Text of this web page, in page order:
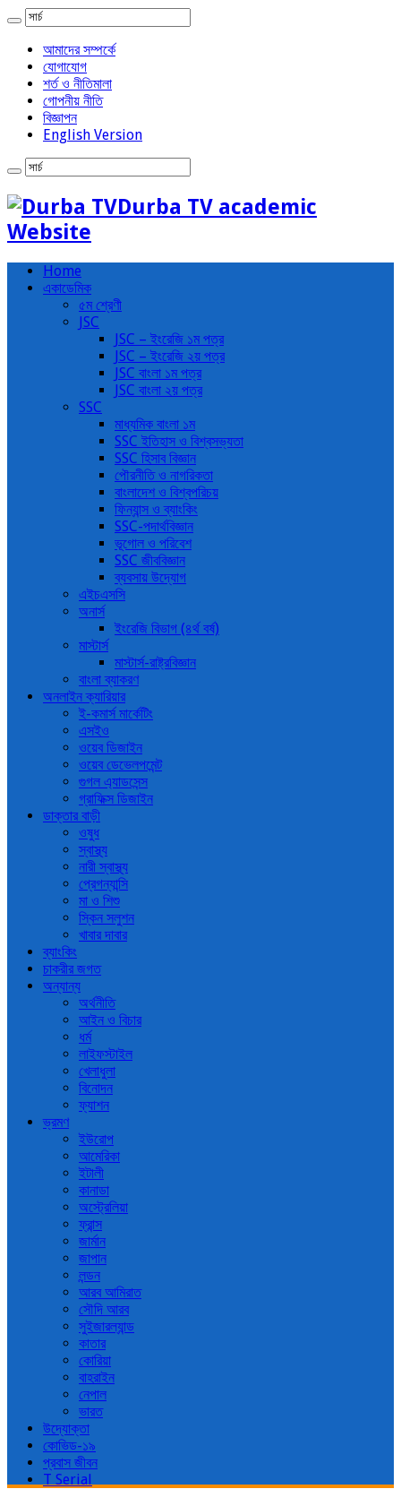
আমাদের সম্পর্কে
যোগাযোগ
শর্ত ও নীতিমালা
গোপনীয় নীতি
বিজ্ঞাপন
English Version
Durba TV academic
Website
Home
একাডেমিক
৫ম শ্রেণী
JSC
JSC – ইংরেজি ১ম পত্র
JSC – ইংরেজি ২য় পত্র
JSC বাংলা ১ম পত্র
JSC বাংলা ২য় পত্র
SSC
মাধ্যমিক বাংলা ১ম
SSC ইতিহাস ও বিশ্বসভ্যতা
SSC হিসাব বিজ্ঞান
পৌরনীতি ও নাগরিকতা
বাংলাদেশ ও বিশ্বপরিচয়
ফিন্যান্স ও ব্যাংকিং
SSC-পদার্থবিজ্ঞান
ভূগোল ও পরিবেশ
SSC জীববিজ্ঞান
ব্যবসায় উদ্যোগ
এইচএসসি
অনার্স
ইংরেজি বিভাগ (৪র্থ বর্ষ)
মাস্টার্স
মাস্টার্স-রাষ্ট্রবিজ্ঞান
বাংলা ব্যাকরণ
অনলাইন ক্যারিয়ার
ই-কমার্স মার্কেটিং
এসইও
ওয়েব ডিজাইন
ওয়েব ডেভেলপমেন্ট
গুগল এ্যাডসেন্স
গ্রাফিক্স ডিজাইন
ডাক্তার বাড়ী
ওষুধ
স্বাস্থ্য
নারী স্বাস্থ্য
প্রেগন্যান্সি
মা ও শিশু
স্কিন সলুশন
খাবার দাবার
ব্যাংকিং
চাকরীর জগত
অন্যান্য
অর্থনীতি
আইন ও বিচার
ধর্ম
লাইফস্টাইল
খেলাধুলা
বিনোদন
ফ্যাশন
ভ্রমণ
ইউরোপ
আমেরিকা
ইটালী
কানাডা
অস্ট্রেলিয়া
ফ্রান্স
জার্মান
জাপান
লন্ডন
আরব আমিরাত
সৌদি আরব
সুইজারল্যান্ড
কাতার
কোরিয়া
বাহরাইন
নেপাল
ভারত
উদ্যোক্তা
কোভিড-১৯
প্রবাস জীবন
T Serial